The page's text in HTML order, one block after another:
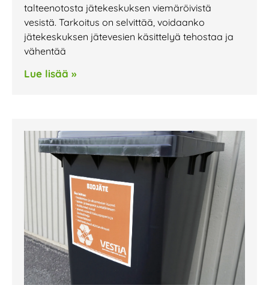
talteenotosta jätekeskuksen viemäröivistä
vesistä. Tarkoitus on selvittää, voidaanko
jätekeskuksen jätevesien käsittelyä tehostaa ja
vähentää
Lue lisää »